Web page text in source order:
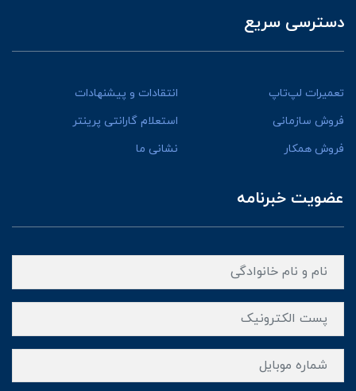
دسترسی سریع
تعمیرات لپ‌تاپ
انتقادات و پیشنهادات
فروش سازمانی
استعلام گارانتی پرینتر
فروش همکار
نشانی ما
عضویت خبرنامه